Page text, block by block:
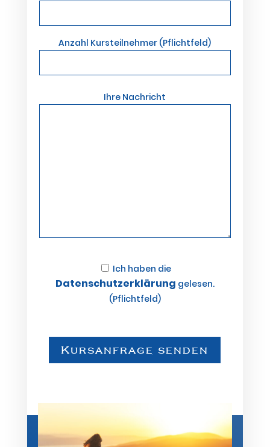
Anzahl Kursteilnehmer (Pflichtfeld)
Ihre Nachricht
Ich haben die
Datenschutzerklärung gelesen.
(Pflichtfeld)